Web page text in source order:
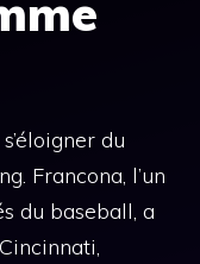
du
Francona, l’un
du baseball, a